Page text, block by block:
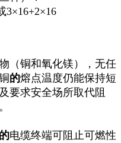
3×16+2×16
（铜和氧化镁），无任
的熔点温度仍能保持短
要求安全场所取代阻
的电缆终端可阻止可燃性